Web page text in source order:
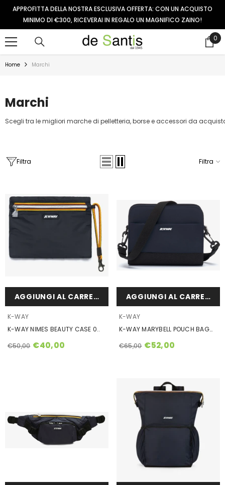
VAI AL CONTENUTO
APPROFITTA DELLA NOSTRA ESCLUSIVA OFFERTA: CON UN ACQUISTO
MINIMO DI €300, RICEVERAI IN REGALO UN MAGNIFICO ZAINO!
0
0
Home Marchi
Marchi
Scegli tra le migliori marche di pelletteria, borse e accessori da
Filtra Filtra
AGGIUNGI AL CARRELLO
VENDOR:
K-WAY
K-WAY NIMES BEAUTY CASE 0..
€50,00 €40,00
AGGIUNGI AL CARRELLO
VENDOR:
K-WAY
K-WAY MARYBELL POUCH BAG
DA DONNA K8124ZW
€65,00 €52,00